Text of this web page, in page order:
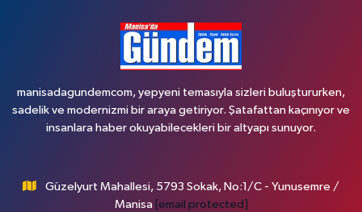
manisadagundemcom, yepyeni temasıyla sizleri buluştururken,
sadelik ve modernizmi bir araya getiriyor. Şatafattan kaçınıyor ve
insanlara haber okuyabilecekleri bir altyapı sunuyor.
Güzelyurt Mahallesi, 5793 Sokak, No:1/C - Yunusemre /
Manisa [email protected]